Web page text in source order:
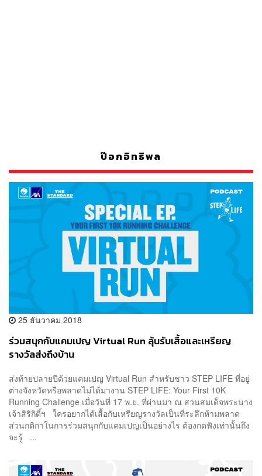
ป๊อกอิทธิพล
25 ธันวาคม 2018
ร่วมสนุกกับแคมเปญ Virtual Run ลุ้นรับเสื้อและเหรียญ
รางวัลส่งถึงบ้าน
ส่งท้ายปลายปีด้วยแคมเปญ Virtual Run สำหรับชาว STEP LIFE ที่อยู่
ต่างจังหวัดหรือพลาดไม่ได้มางาน STEP LIFE: Your First 10K
Running Challenge เมื่อวันที่ 17 พ.ย. ที่ผ่านมา ณ สวนสมเด็จพระนาง
เจ้าสิริกิติ์ฯ ใครอยากได้เสื้อกับเหรียญรางวัลเป็นที่ระลึกห้ามพลาด
ส่วนกติกาในการร่วมสนุกกับแคมเปญเป็นอย่างไร ต้องกดฟังเท่านั้นถึง
จะรู้ ...